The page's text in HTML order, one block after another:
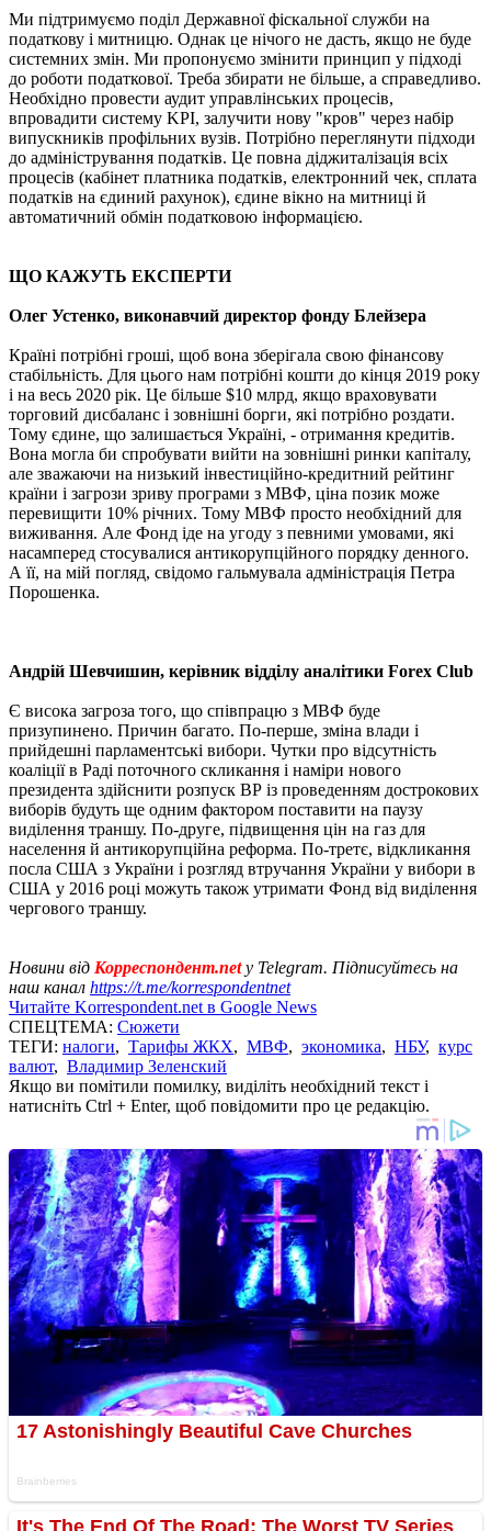
Ми підтримуємо поділ Державної фіскальної служби на
податкову і митницю. Однак це нічого не дасть, якщо не буде
системних змін. Ми пропонуємо змінити принцип у підході
до роботи податкової. Треба збирати не більше, а справедливо.
Необхідно провести аудит управлінських процесів,
впровадити систему KPI, залучити нову "кров" через набір
випускників профільних вузів. Потрібно переглянути підходи
до адміністрування податків. Це повна діджиталізація всіх
процесів (кабінет платника податків, електронний чек, сплата
податків на єдиний рахунок), єдине вікно на митниці й
автоматичний обмін податковою інформацією.
ЩО КАЖУТЬ ЕКСПЕРТИ
Олег Устенко, виконавчий директор фонду Блейзера
Країні потрібні гроші, щоб вона зберігала свою фінансову
стабільність. Для цього нам потрібні кошти до кінця 2019 року
і на весь 2020 рік. Це більше $10 млрд, якщо враховувати
торговий дисбаланс і зовнішні борги, які потрібно роздати.
Тому єдине, що залишається Україні, - отримання кредитів.
Вона могла би спробувати вийти на зовнішні ринки капіталу,
але зважаючи на низький інвестиційно-кредитний рейтинг
країни і загрози зриву програми з МВФ, ціна позик може
перевищити 10% річних. Тому МВФ просто необхідний для
виживання. Але Фонд іде на угоду з певними умовами, які
насамперед стосувалися антикорупційного порядку денного.
А її, на мій погляд, свідомо гальмувала адміністрація Петра
Порошенка.
Андрій Шевчишин, керівник відділу аналітики Forex Club
Є висока загроза того, що співпрацю з МВФ буде
призупинено. Причин багато. По-перше, зміна влади і
прийдешні парламентські вибори. Чутки про відсутність
коаліції в Раді поточного скликання і наміри нового
президента здійснити розпуск ВР із проведенням дострокових
виборів будуть ще одним фактором поставити на паузу
виділення траншу. По-друге, підвищення цін на газ для
населення й антикорупційна реформа. По-третє, відкликання
посла США з України і розгляд втручання України у вибори в
США у 2016 році можуть також утримати Фонд від виділення
чергового траншу.
Новини від Корреспондент.netу Telegram. Підписуйтесь на
наш канал https://t.me/korrespondentnet
Читайте Korrespondent.net в Google News
СПЕЦТЕМА: Сюжети
ТЕГИ: налоги, Тарифы ЖКХ, МВФ, экономика, НБУ, курс
валют, Владимир Зеленский
Якщо ви помітили помилку, виділіть необхідний текст і
натисніть Ctrl + Enter, щоб повідомити про це редакцію.